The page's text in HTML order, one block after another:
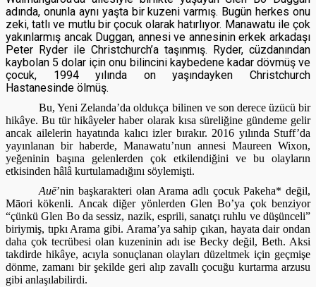
adında, onunla aynı yaşta bir kuzeni varmış. Bugün herkes onu
zeki, tatlı ve mutlu bir çocuk olarak hatırlıyor. Manawatu ile çok
yakınlarmış ancak Duggan, annesi ve annesinin erkek arkadaşı
Peter Ryder ile Christchurch’a taşınmış. Ryder, cüzdanından
kaybolan 5 dolar için onu bilincini kaybedene kadar dövmüş ve
çocuk, 1994 yılında on yaşındayken Christchurch
Hastanesinde ölmüş.
Bu, Yeni Zelanda’da oldukça bilinen ve son derece üzücü bir
hikâye. Bu tür hikâyeler haber olarak kısa süreliğine gündeme gelir
ancak ailelerin hayatında kalıcı izler bırakır. 2016 yılında Stuff’da
yayınlanan bir haberde, Manawatu’nun annesi Maureen Wixon,
yeğeninin başına gelenlerden çok etkilendiğini ve bu olayların
etkisinden hâlâ kurtulamadığını söylemişti.
Auē’nin başkarakteri olan Arama adlı çocuk Pakeha* değil,
Māori kökenli. Ancak diğer yönlerden Glen Bo’ya çok benziyor
“çünkü Glen Bo da sessiz, nazik, esprili, sanatçı ruhlu ve düşünceli”
biriymiş, tıpkı Arama gibi. Arama’ya sahip çıkan, hayata dair ondan
daha çok tecrübesi olan kuzeninin adı ise Becky değil, Beth. Aksi
takdirde hikâye, acıyla sonuçlanan olayları düzeltmek için geçmişe
dönme, zamanı bir şekilde geri alıp zavallı çocuğu kurtarma arzusu
gibi anlaşılabilirdi.